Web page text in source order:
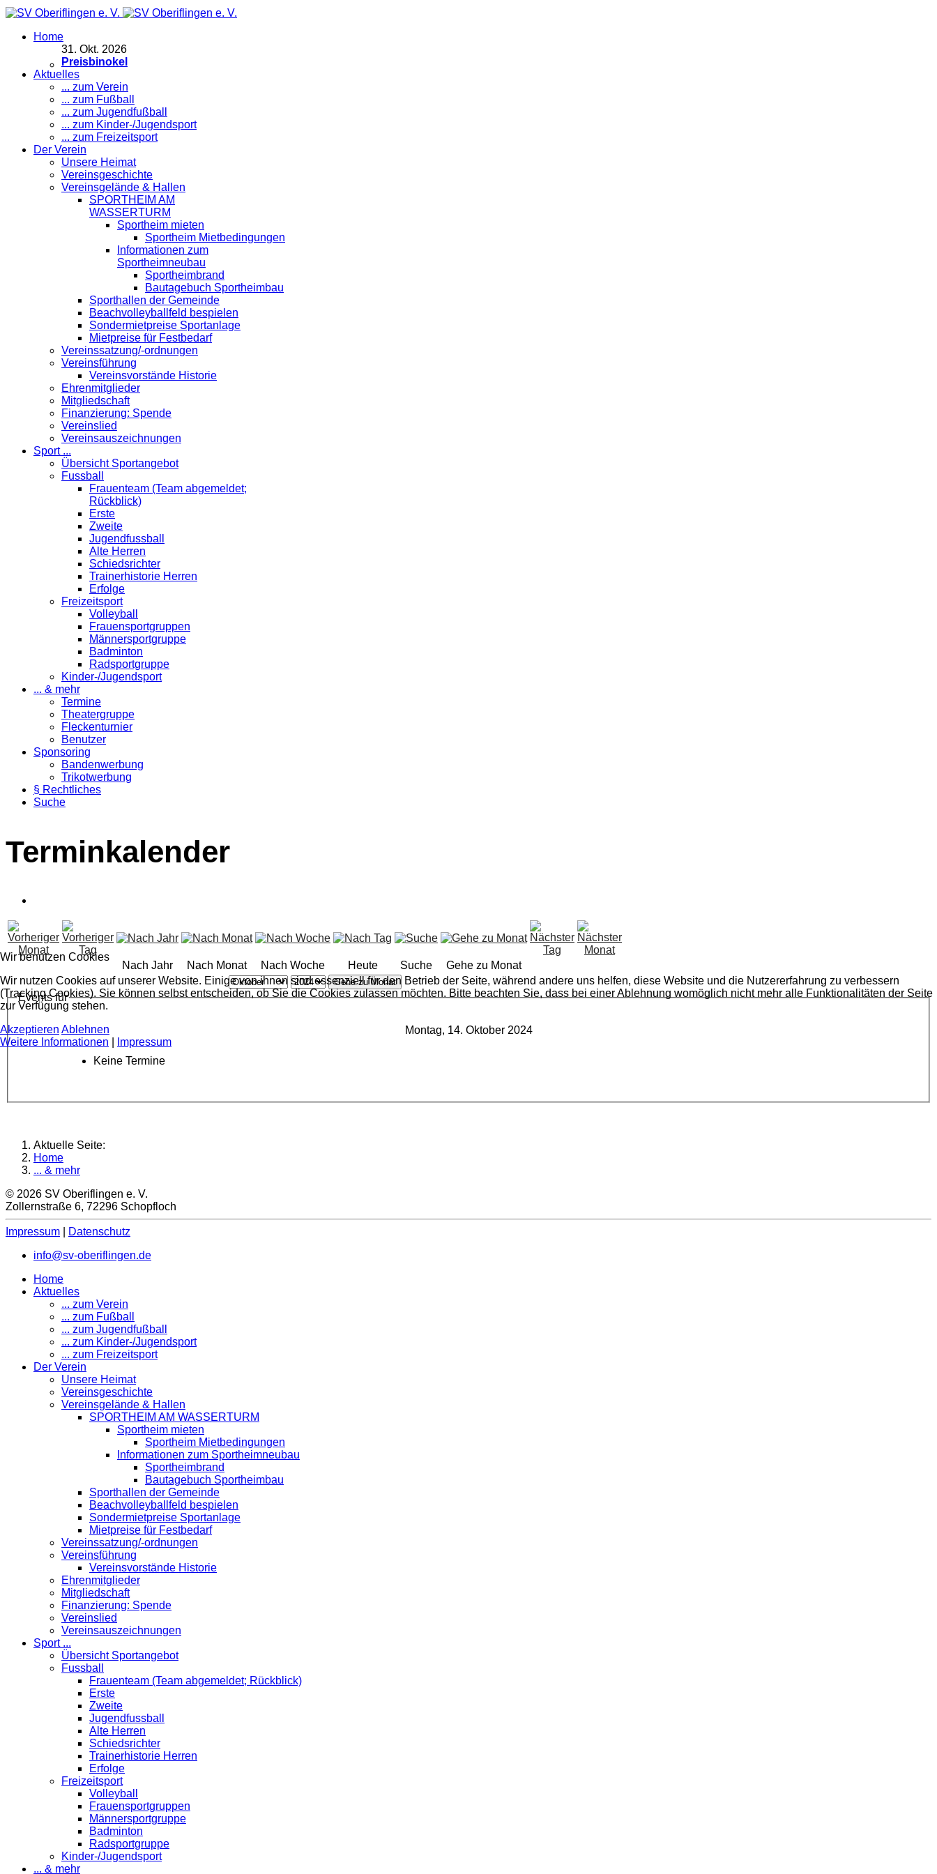
Home
31. Okt. 2026
Preisbinokel
Aktuelles
... zum Verein
... zum Fußball
... zum Jugendfußball
... zum Kinder-/Jugendsport
... zum Freizeitsport
Der Verein
Unsere Heimat
Vereinsgeschichte
Vereinsgelände & Hallen
SPORTHEIM AM
WASSERTURM
Sportheim mieten
Sportheim Mietbedingungen
Informationen zum
Sportheimneubau
Sportheimbrand
Bautagebuch Sportheimbau
Sporthallen der Gemeinde
Beachvolleyballfeld bespielen
Sondermietpreise Sportanlage
Mietpreise für Festbedarf
Vereinssatzung/-ordnungen
Vereinsführung
Vereinsvorstände Historie
Ehrenmitglieder
Mitgliedschaft
Finanzierung: Spende
Vereinslied
Vereinsauszeichnungen
Sport ...
Übersicht Sportangebot
Fussball
Frauenteam (Team abgemeldet;
Rückblick)
Erste
Zweite
Jugendfussball
Alte Herren
Schiedsrichter
Trainerhistorie Herren
Erfolge
Freizeitsport
Volleyball
Frauensportgruppen
Männersportgruppe
Badminton
Radsportgruppe
Kinder-/Jugendsport
... & mehr
Termine
Theatergruppe
Fleckenturnier
Benutzer
Sponsoring
Bandenwerbung
Trikotwerbung
§ Rechtliches
Suche
Terminkalender
Nach Jahr Nach Monat Nach Woche Heute Suche Gehe zu Monat
Gehe zu Monat
Events für
Montag, 14. Oktober 2024
Keine Termine
Aktuelle Seite:
Home
... & mehr
© 2026 SV Oberiflingen e. V.
Zollernstraße 6, 72296 Schopfloch
Impressum
Datenschutz
info@sv-oberiflingen.de
Home
Aktuelles
... zum Verein
... zum Fußball
... zum Jugendfußball
... zum Kinder-/Jugendsport
... zum Freizeitsport
Der Verein
Unsere Heimat
Vereinsgeschichte
Vereinsgelände & Hallen
SPORTHEIM AM WASSERTURM
Sportheim mieten
Sportheim Mietbedingungen
Informationen zum Sportheimneubau
Sportheimbrand
Bautagebuch Sportheimbau
Sporthallen der Gemeinde
Beachvolleyballfeld bespielen
Sondermietpreise Sportanlage
Mietpreise für Festbedarf
Vereinssatzung/-ordnungen
Vereinsführung
Vereinsvorstände Historie
Ehrenmitglieder
Mitgliedschaft
Finanzierung: Spende
Vereinslied
Vereinsauszeichnungen
Sport ...
Übersicht Sportangebot
Fussball
Frauenteam (Team abgemeldet; Rückblick)
Erste
Zweite
Jugendfussball
Alte Herren
Schiedsrichter
Trainerhistorie Herren
Erfolge
Freizeitsport
Volleyball
Frauensportgruppen
Männersportgruppe
Badminton
Radsportgruppe
Kinder-/Jugendsport
... & mehr
Wir benutzen Cookies
Wir nutzen Cookies auf unserer Website. Einige von ihnen sind essenziell für den Betrieb der Seite, während andere uns helfen, diese Website und die Nutzererfahrung zu verbessern
(Tracking Cookies). Sie können selbst entscheiden, ob Sie die Cookies zulassen möchten. Bitte beachten Sie, dass bei einer Ablehnung womöglich nicht mehr alle Funktionalitäten der Seite
zur Verfügung stehen.
Akzeptieren Ablehnen
Weitere Informationen
Impressum